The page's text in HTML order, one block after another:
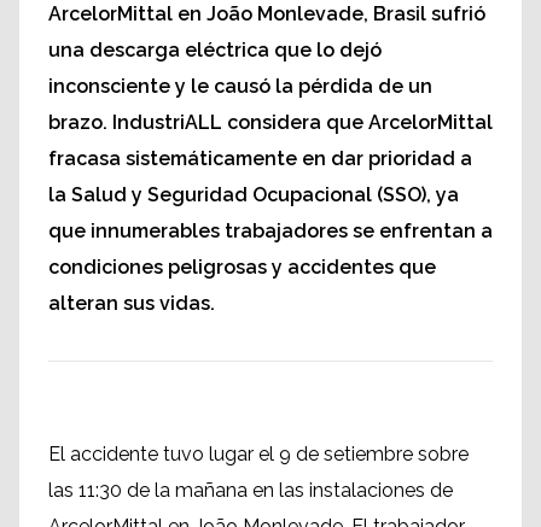
ArcelorMittal en João Monlevade, Brasil sufrió
una descarga eléctrica que lo dejó
inconsciente y le causó la pérdida de un
brazo. IndustriALL considera que ArcelorMittal
fracasa sistemáticamente en dar prioridad a
la Salud y Seguridad Ocupacional (SSO), ya
que innumerables trabajadores se enfrentan a
condiciones peligrosas y accidentes que
alteran sus vidas.
El accidente tuvo lugar el 9 de setiembre sobre
las 11:30 de la mañana en las instalaciones de